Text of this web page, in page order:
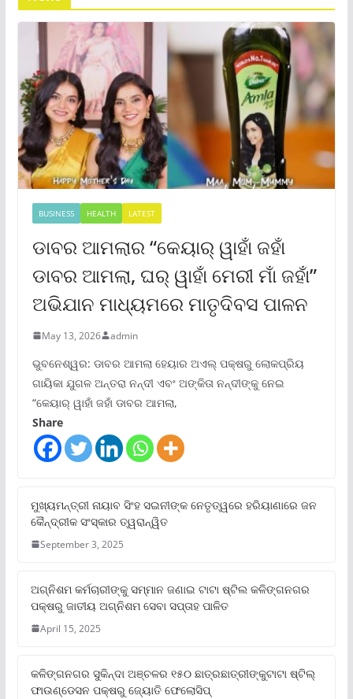
BUSINESS HEALTH LATEST
ଡାବର ଆମଲାର “କେୟାର୍ ୱାହାଁ ଜହାଁ
ଡାବର ଆମଲା, ଘର୍ ୱାହାଁ ମେରୀ ମାଁ ଜହାଁ”
ଅଭିଯାନ ମାଧ୍ୟମରେ ମାତୃଦିବସ ପାଳନ
May 13, 2026 admin
ଭୁବନେଶ୍ୱର: ଡାବର ଆମଲା ହେୟାର ଅଏଲ୍ ପକ୍ଷରୁ ଲୋକପ୍ରିୟ
ଗାୟିକା ଯୁଗଳ ଅନ୍ତରା ନନ୍ଦୀ ଏବଂ ଅଙ୍କିତା ନନ୍ଦୀଙ୍କୁ ନେଇ
“କେୟାର୍ ୱାହାଁ ଜହାଁ ଡାବର ଆମଲା,
Share
ମୁଖ୍ୟମନ୍ତ୍ରୀ ନାୟାବ ସିଂହ ସଇନୀଙ୍କ ନେତୃତ୍ୱରେ ହରିୟାଣାରେ ଜନ
କୈନ୍ଦ୍ରୀକ ସଂସ୍କାର ତ୍ୱରାନ୍ୱିତ
September 3, 2025
ଅଗ୍ନିଶମ କର୍ମଚାରୀଙ୍କୁ ସମ୍ମାନ ଜଣାଇ ଟାଟା ଷ୍ଟିଲ କଳିଙ୍ଗନଗର
ପକ୍ଷରୁ ଜାତୀୟ ଅଗ୍ନିଶମ ସେବା ସପ୍ତାହ ପାଳିତ
April 15, 2025
କଳିଙ୍ଗନଗର ସୁକିନ୍ଦା ଅଞ୍ଚଳର ୧୫୦ ଛାତ୍ରଛାତ୍ରୀଙ୍କୁଟାଟା ଷ୍ଟିଲ୍
ଫାଉଣ୍ଡେସନ ପକ୍ଷରୁ ଜ୍ୟୋତି ଫେଲୋସିପ୍‌